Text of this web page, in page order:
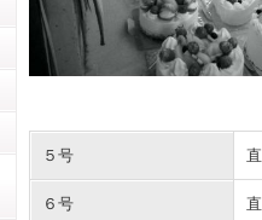
５号
６号